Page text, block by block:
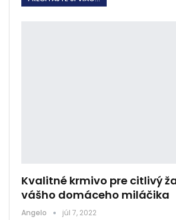
Kvalitné krmivo pre citlivý
vášho domáceho miláčika
Angelo júl 7, 2022